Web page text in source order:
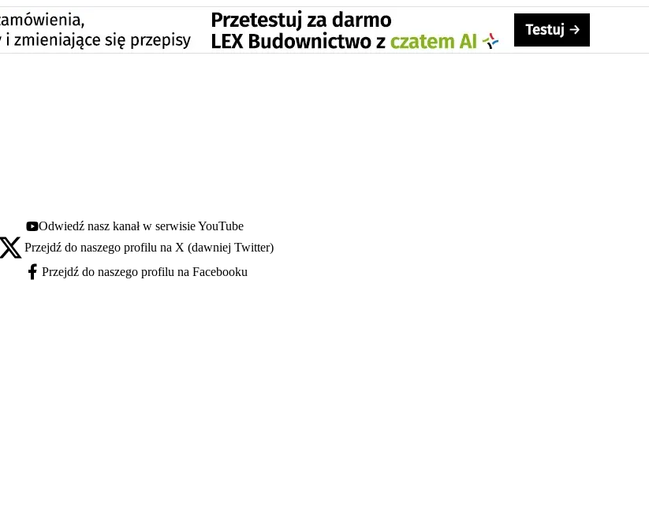
Youtube - otwiera się w nowej karcie
Odwiedź nasz kanał w serwisie YouTube
X - otwiera się w nowej karcie
Przejdź do naszego profilu na X (dawniej Twitter)
Facebook - otwiera się w nowej karcie
Przejdź do naszego profilu na Facebooku